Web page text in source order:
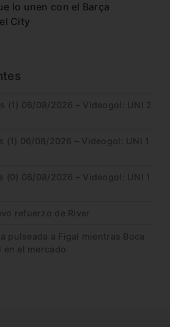
lo unen con el Barça
City
(1) 06/08/2026 – Videogol: UNI 2
(1) 06/08/2026 – Videogol: UNI 1
(0) 06/08/2026 – Videogol: UNI 1
refuerzo de River
pulseada a Figal mientras Boca
en el mercado